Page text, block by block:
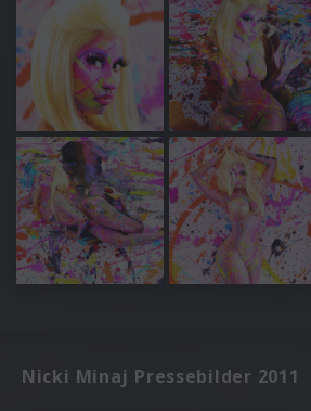
Nicki Minaj Pressebilder 2011